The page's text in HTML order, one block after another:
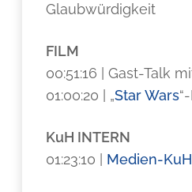
Glaubwürdigkeit
FILM
00:51:16 | Gast-Talk
01:00:20 | „Star Wars
KuH INTERN
01:23:10 | Medien-